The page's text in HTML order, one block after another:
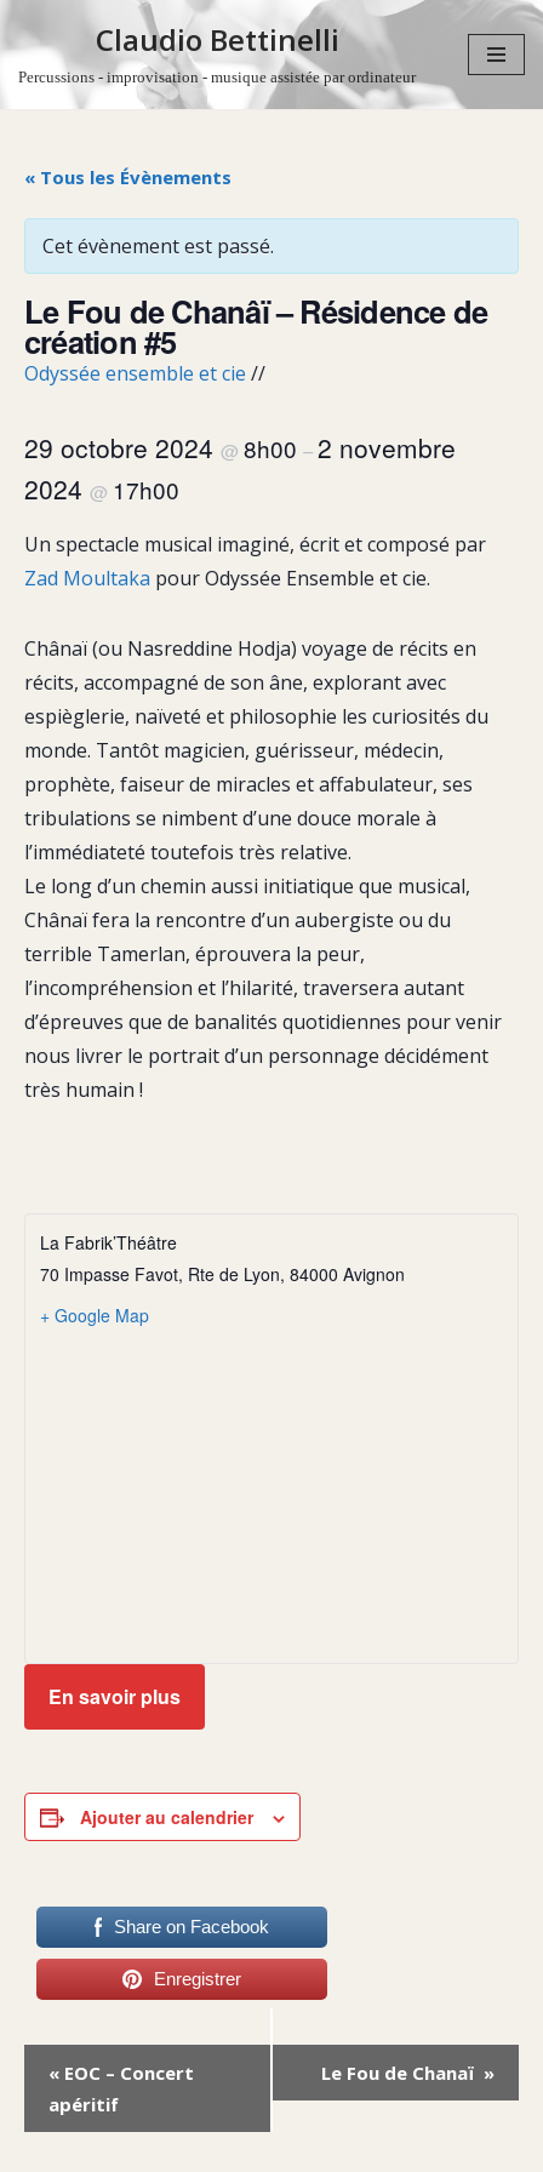
Aller
Claudio Bettinelli
Percussions - improvisation - musique assistée par ordinateur
« Tous les Évènements
Cet évènement est passé.
Le Fou de Chanâï – Résidence de
création #5
Odyssée ensemble et cie //
29 octobre 2024 @ 8h00 –2 novembre
2024 @ 17h00
Un spectacle musical imaginé, écrit et composé par
Zad Moultaka pour Odyssée Ensemble et cie.
Chânaï (ou Nasreddine Hodja) voyage de récits en
récits, accompagné de son âne, explorant avec
espièglerie, naïveté et philosophie les curiosités du
monde. Tantôt magicien, guérisseur, médecin,
prophète, faiseur de miracles et affabulateur, ses
tribulations se nimbent d’une douce morale à
l’immédiateté toutefois très relative.
Le long d’un chemin aussi initiatique que musical,
Chânaï fera la rencontre d’un aubergiste ou du
terrible Tamerlan, éprouvera la peur,
l’incompréhension et l’hilarité, traversera autant
d’épreuves que de banalités quotidiennes pour venir
nous livrer le portrait d’un personnage décidément
très humain !
La Fabrik’Théâtre
70 Impasse Favot, Rte de Lyon, 84000 Avignon
+ Google Map
En savoir plus
Ajouter au calendrier
Share on Facebook
Enregistrer
Navigation
Évènement
« EOC – Concert
apéritif
Le Fou de Chanaï »